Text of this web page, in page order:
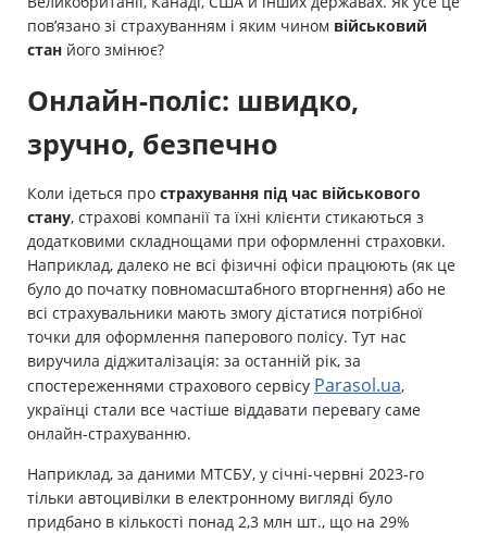
пов’язано зі страхуванням і яким чином військовий
стан його змінює?
Онлайн-поліс: швидко,
зручно, безпечно
Коли ідеться про страхування під час військового
стану, страхові компанії та їхні клієнти стикаються з
додатковими складнощами при оформленні страховки.
Наприклад, далеко не всі фізичні офіси працюють (як це
було до початку повномасштабного вторгнення) або не
всі страхувальники мають змогу дістатися потрібної
точки для оформлення паперового полісу. Тут нас
виручила діджиталізація: за останній рік, за
спостереженнями страхового сервісу Parasol.ua,
українці стали все частіше віддавати перевагу саме
онлайн-страхуванню.
Наприклад, за даними МТСБУ, у січні-червні 2023-го
тільки автоцивілки в електронному вигляді було
придбано в кількості понад 2,3 млн шт., що на 29%